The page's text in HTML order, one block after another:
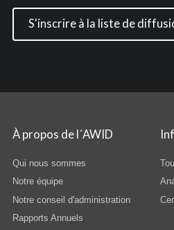
S'inscrire à la liste de
À propos de l´AWID
Qui nous sommes
Notre équipe
Notre conseil d'administration
Rapports Annuels